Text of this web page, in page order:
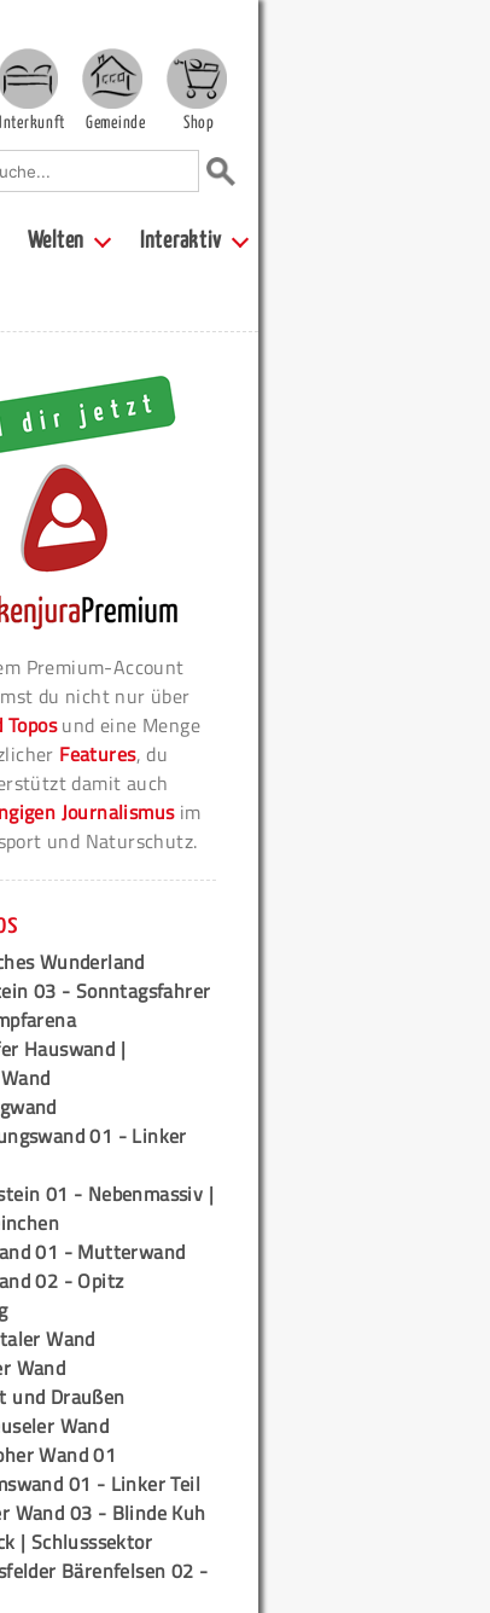
Gemeinde Shop
Welten Interaktiv
Premium-Account
du nicht nur über
und eine Menge
Features, du
damit auch
Journalismusim
und Naturschutz.
Wunderland
03 - Sonntagsfahrer
Hauswand |
01 - Linker
01 - Nebenmassiv |
01 - Mutterwand
02 - Opitz
Wand
Wand
und Draußen
Wand
Wand 01
01 - Linker Teil
Wand 03 - Blinde Kuh
| Schlusssektor
Bärenfelsen 02 -